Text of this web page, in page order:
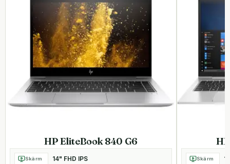
HP EliteBook 840 G6
Skärm 14" FHD IPS Skärm